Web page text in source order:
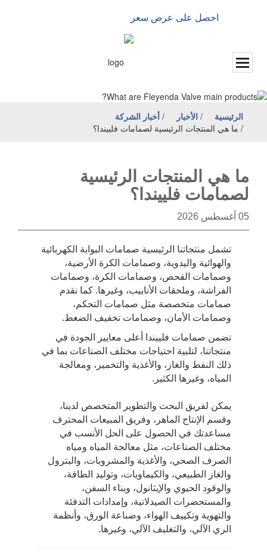
احصل على عرض سعر
الرئيسية / الأخبار / أخبار الشركة
/ ما هي المنتجات الرئيسية لصمامات فلييندا؟
ما هي المنتجات الرئيسية
لصمامات فلييندا؟
05 أغسطس 2026
تشمل منتجاتنا الرئيسية صمامات البوابة الكهربائية
والهوائية واليدوية، وصمامات الكرة الأرضية،
وصمامات الفحص، وصمامات الكرة، وصمامات
الفراشة، وملحقات الأنابيب، وغيرها. كما نقدم
صمامات متخصصة مثل صمامات التحكم،
وصمامات الأمان، وصمامات تخفيف الضغط.
تضمن صمامات فلييندا أعلى معايير الجودة في
منتجاتنا، لتلبية احتياجات مختلف الصناعات بما في
ذلك النفط والغاز، والأغذية والتخمير، ومعالجة
المياه، وغيرها الكثير.
يمكن لفريق البحث والتطوير المتخصص لدينا،
وقسم الإنتاج الماهر، وفريق المبيعات المحترف
مساعدتك في الحصول على الحل الأنسب في
مختلف الصناعات، مثل معالجة المياه ومياه
الصرف الصحي، والأغذية والمشروبات، والبترول
والغاز الطبيعي، والكيماويات، وتوليد الطاقة،
والوقود الحيوي والإيثانول، وبناء السفن،
والمستحضرات الصيدلانية، وإمدادات التدفئة
والتهوية وتكييف الهواء، وصناعة الورق، وأنظمة
الري الآلي، والتغليف الآلي، وغيرها.